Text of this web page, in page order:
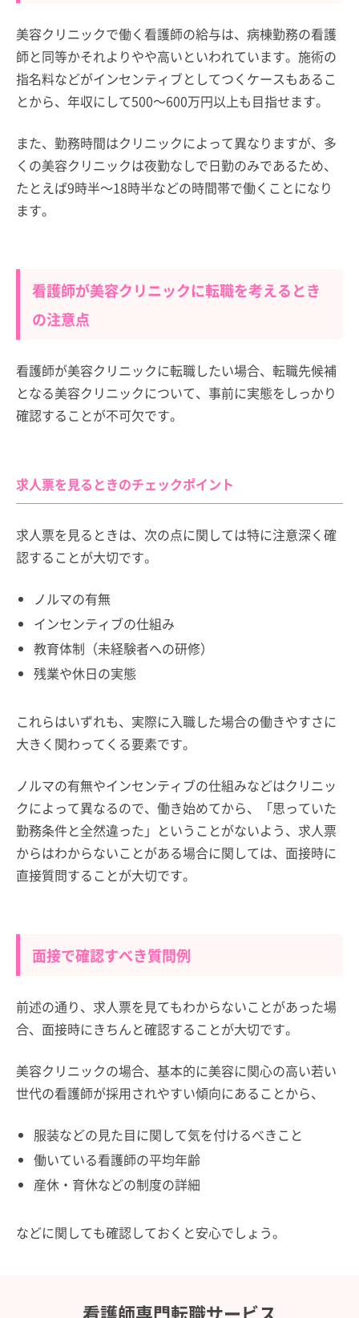
美容クリニックで働く看護師の給与は、病棟勤務の看護
師と同等かそれよりやや高いといわれています。施術の
指名料などがインセンティブとしてつくケースもあるこ
とから、年収にして500～600万円以上も目指せます。
また、勤務時間はクリニックによって異なりますが、多
くの美容クリニックは夜勤なしで日勤のみであるため、
たとえば9時半～18時半などの時間帯で働くことになり
ます。
看護師が美容クリニックに転職を考えるとき
の注意点
看護師が美容クリニックに転職したい場合、転職先候補
となる美容クリニックについて、事前に実態をしっかり
確認することが不可欠です。
求人票を見るときのチェックポイント
求人票を見るときは、次の点に関しては特に注意深く確
認することが大切です。
ノルマの有無
インセンティブの仕組み
教育体制（未経験者への研修）
残業や休日の実態
これらはいずれも、実際に入職した場合の働きやすさに
大きく関わってくる要素です。
ノルマの有無やインセンティブの仕組みなどはクリニッ
クによって異なるので、働き始めてから、「思っていた
勤務条件と全然違った」ということがないよう、求人票
からはわからないことがある場合に関しては、面接時に
直接質問することが大切です。
面接で確認すべき質問例
前述の通り、求人票を見てもわからないことがあった場
合、面接時にきちんと確認することが大切です。
美容クリニックの場合、基本的に美容に関心の高い若い
世代の看護師が採用されやすい傾向にあることから、
服装などの見た目に関して気を付けるべきこと
働いている看護師の平均年齢
産休・育休などの制度の詳細
などに関しても確認しておくと安心でしょう。
看護師専門転職サービス